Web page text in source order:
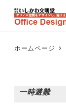
ホームページ
一時避難